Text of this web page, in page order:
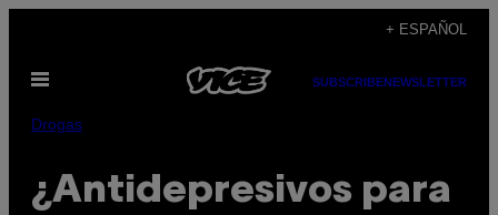
contenido
+ ESPAÑOL
Abrir
SUBSCRIBENEWSLETTER
Drogas
¿Antidepresivos para